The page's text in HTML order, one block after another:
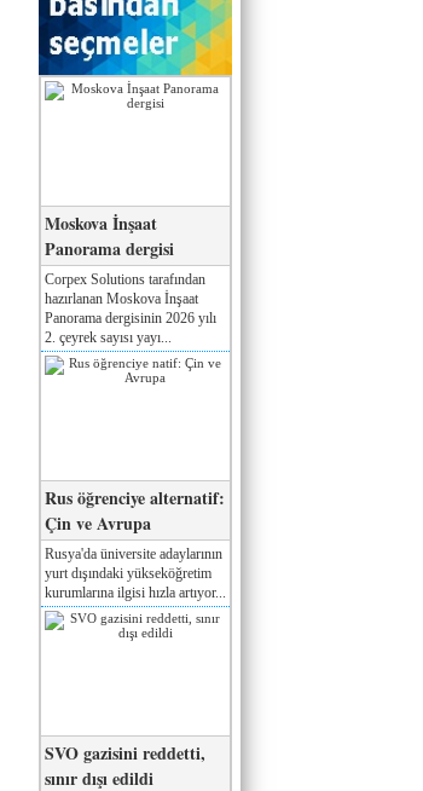
Moskova İnşaat
Panorama dergisi
Corpex Solutions tarafından
hazırlanan Moskova İnşaat
Panorama dergisinin 2026 yılı
2. çeyrek sayısı yayı...
Rus öğrenciye alternatif:
Çin ve Avrupa
Rusya'da üniversite adaylarının
yurt dışındaki yükseköğretim
kurumlarına ilgisi hızla artıyor...
SVO gazisini reddetti,
sınır dışı edildi